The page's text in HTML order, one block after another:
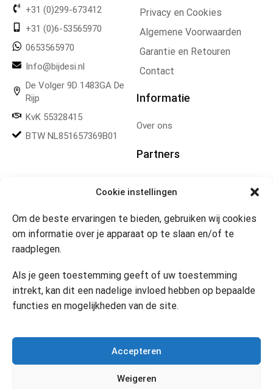
Cookie instellingen
Om de beste ervaringen te bieden, gebruiken wij cookies
om informatie over je apparaat op te slaan en/of te
raadplegen.
Als je geen toestemming geeft of uw toestemming
intrekt, kan dit een nadelige invloed hebben op bepaalde
functies en mogelijkheden van de site.
Accepteren
Weigeren
+31 (0)299-673412
+31 (0)6-53565970
0653565970
Info@bijdesi.nl
De Volger 9D 1483GA De
Rijp
KvK 55328415
BTW NL851657369B01
Privacy en Cookies
Algemene Voorwaarden
Garantie en Retouren
Contact
Informatie
Over ons
Partners
Openingstijden
Website 24/7
Contact
in te schakelen
Copyright © 2024 Desi’s Cadeauwinkel –Bijdesi.nl.